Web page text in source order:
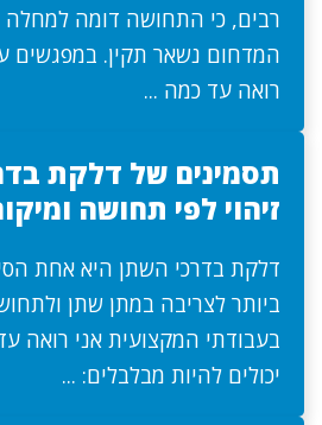
רבים, כי התחושה דומה למחלה
המדחום נשאר תקין. במפגשים
רואה עד כמה ...
תסמינים של דלקת
זיהוי לפי תחושה
דלקת בדרכי השתן היא אחת
ביותר לצריבה במתן שתן
בעבודתי המקצועית אני רואה
יכולים להיות מבלבלים: ...